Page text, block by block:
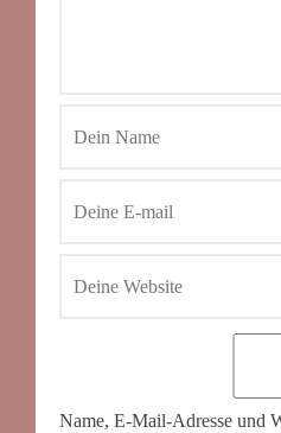
Name, E-Mail-Adresse und